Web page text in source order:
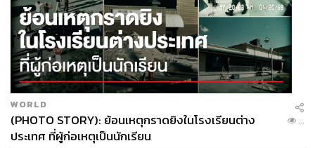
WORLD
(PHOTO STORY): ย้อนเหตุกราดยิงในโรงเรียนต่าง
ประเทศ ที่ผู้ก่อเหตุเป็นนักเรียน
...